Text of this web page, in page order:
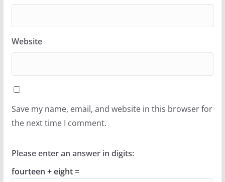
Website
Save my name, email, and website in this browser for
the next time I comment.
Please enter an answer in digits:
fourteen + eight =